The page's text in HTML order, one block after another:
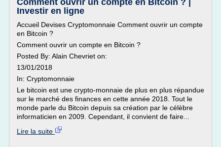
Comment ouvrir un compte en Bitcoin ? |
Investir en ligne
Accueil Devises Cryptomonnaie Comment ouvrir un compte
en Bitcoin ?
Comment ouvrir un compte en Bitcoin ?
Posted By: Alain Chevriet on:
13/01/2018
In: Cryptomonnaie
Le bitcoin est une crypto-monnaie de plus en plus répandue
sur le marché des finances en cette année 2018. Tout le
monde parle du Bitcoin depuis sa création par le célèbre
informaticien en 2009. Cependant, il convient de faire...
Lire la suite